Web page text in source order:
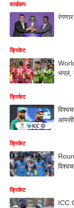
वर्ल्डकप
क्रिकेट
भंगलं,
क्रिकेट
क्रिकेट
क्रिकेट
ICC